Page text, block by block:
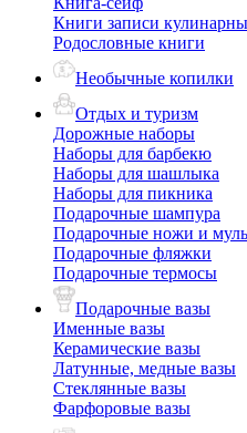
Книги записи
Родословные книги
Необычные копилки
Отдых и туризм
Дорожные наборы
Наборы для барбекю
Наборы для шашлыка
Наборы для пикника
Подарочные шампура
Подарочные ножи и
Подарочные фляжки
Подарочные термосы
Подарочные вазы
Именные вазы
Керамические вазы
Латунные, медные вазы
Стеклянные вазы
Фарфоровые вазы